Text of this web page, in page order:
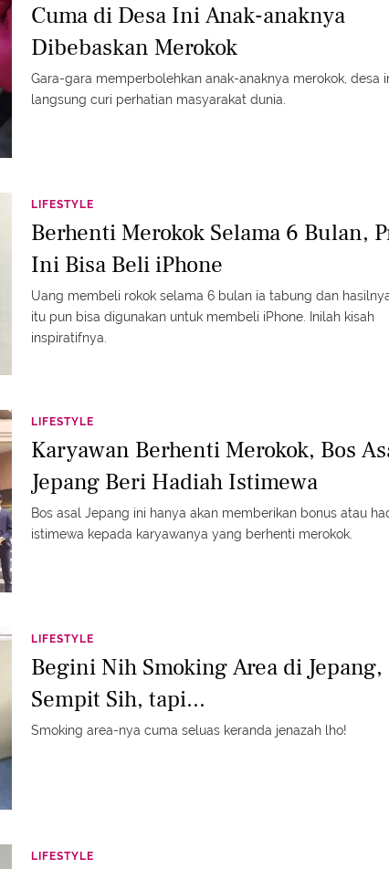
Cuma di Desa Ini Anak-anaknya
Dibebaskan Merokok
Gara-gara memperbolehkan anak-anaknya merokok, desa
langsung curi perhatian masyarakat dunia.
LIFESTYLE
Berhenti Merokok Selama 6 Bulan,
Ini Bisa Beli iPhone
Uang membeli rokok selama 6 bulan ia tabung dan
itu pun bisa digunakan untuk membeli iPhone. Inilah kisah
inspiratifnya.
LIFESTYLE
Karyawan Berhenti Merokok, Bos
Jepang Beri Hadiah Istimewa
Bos asal Jepang ini hanya akan memberikan bonus atau
istimewa kepada karyawanya yang berhenti merokok.
LIFESTYLE
Begini Nih Smoking Area di Jepang,
Sempit Sih, tapi...
Smoking area-nya cuma seluas keranda jenazah lho!
LIFESTYLE